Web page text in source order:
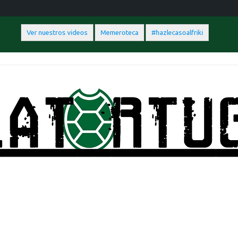
Ver nuestros videos Memeroteca #hazlecasoalfriki